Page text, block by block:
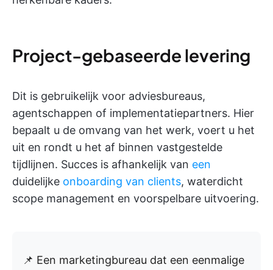
Project-gebaseerde levering
Dit is gebruikelijk voor adviesbureaus,
agentschappen of implementatiepartners. Hier
bepaalt u de omvang van het werk, voert u het
uit en rondt u het af binnen vastgestelde
tijdlijnen. Succes is afhankelijk van een
duidelijke onboarding van clients, waterdicht
scope management en voorspelbare uitvoering.
📌 Een marketingbureau dat een eenmalige